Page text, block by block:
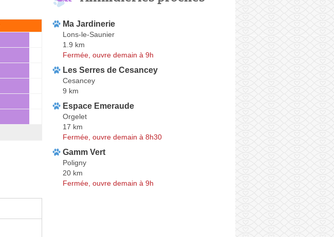
Ma Jardinerie
Lons-le-Saunier
1.9 km
Fermée, ouvre demain à 9h
Les Serres de Cesancey
Cesancey
9 km
Espace Emeraude
Orgelet
17 km
Fermée, ouvre demain à 8h30
Gamm Vert
Poligny
20 km
Fermée, ouvre demain à 9h